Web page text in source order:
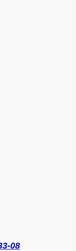
08